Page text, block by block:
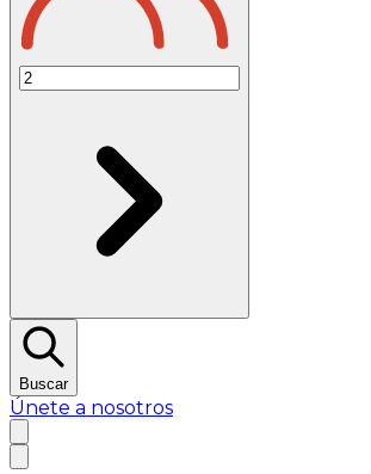
Buscar
Únete a nosotros